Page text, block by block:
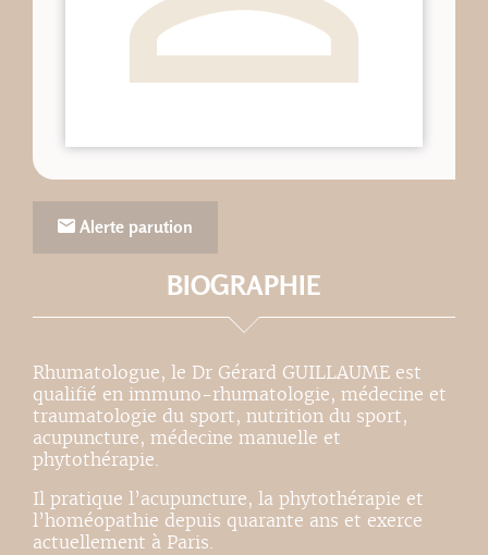
Alerte parution
BIOGRAPHIE
Rhumatologue, le Dr Gérard GUILLAUME est
qualifié en immuno-rhumatologie, médecine et
traumatologie du sport, nutrition du sport,
acupuncture, médecine manuelle et
phytothérapie.
Il pratique l’acupuncture, la phytothérapie et
l’homéopathie depuis quarante ans et exerce
actuellement à Paris.